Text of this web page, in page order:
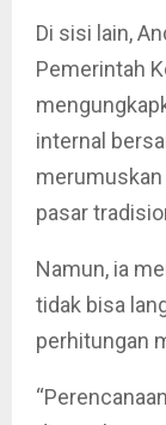
Di sisi lain,
Pemerintah
internal
pasar
Namun, ia
tidak bisa
perhitungan